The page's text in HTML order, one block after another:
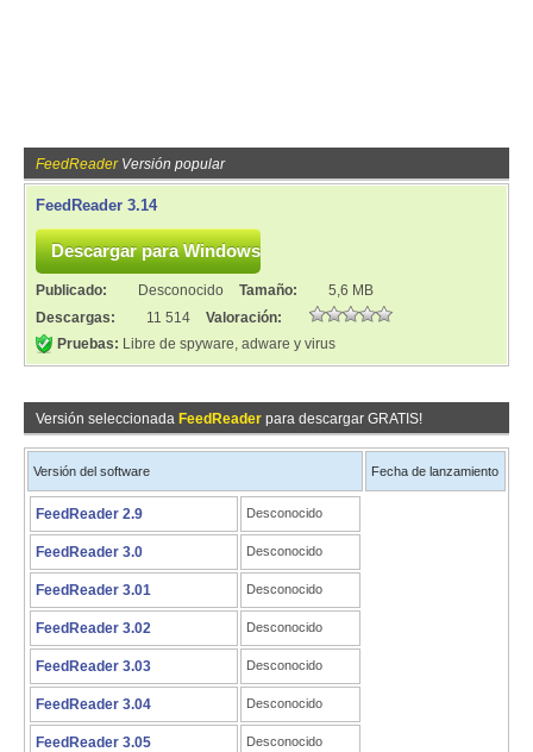
FeedReaderVersión popular
FeedReader 3.14
Publicado: Desconocido Tamaño:
5,6 MB
Descargas:
11 514
Valoración:
Pruebas: Libre de spyware, adware y virus
Versión seleccionada FeedReader para descargar GRATIS!
Versión del software Fecha de lanzamiento
FeedReader 2.9 Desconocido
FeedReader 3.0 Desconocido
FeedReader 3.01 Desconocido
FeedReader 3.02 Desconocido
FeedReader 3.03 Desconocido
FeedReader 3.04 Desconocido
FeedReader 3.05 Desconocido